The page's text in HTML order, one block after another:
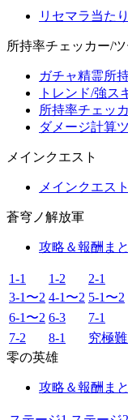
リセマラ当た
所持率チェッカー/
ガチャ精霊所
トレンド/強ス
所持率チェッ
ダメージ計算
メインクエスト
メインクエス
蒼穹ノ解放軍
攻略＆報酬ま
1-1 1-2
2-1
3-1〜2 4-1〜2 5-1〜2
6-1〜2 6-3
7-1
7-2
8-1
究極
零の英雄
攻略＆報酬ま